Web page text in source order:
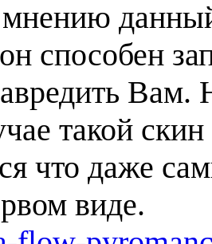
способен
Вам.
такой
что даже
виде.